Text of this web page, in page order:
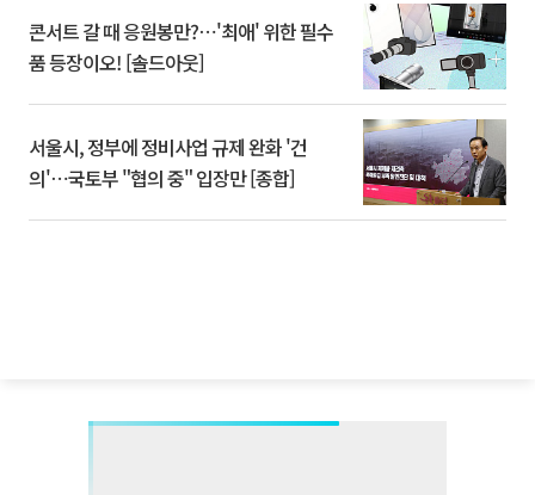
콘서트 갈 때 응원봉만?⋯'최애' 위한 필수
품 등장이오! [솔드아웃]
서울시, 정부에 정비사업 규제 완화 '건
의'⋯국토부 "협의 중" 입장만 [종합]